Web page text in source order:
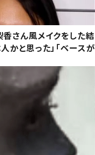
さん風メイクをした結
と思った」「ベースが